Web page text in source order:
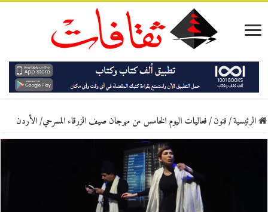
الرئيسية/فنون/فعاليات اليوم الخامس من مهرجان صيف الزرقاء المسرحي/ الأردن